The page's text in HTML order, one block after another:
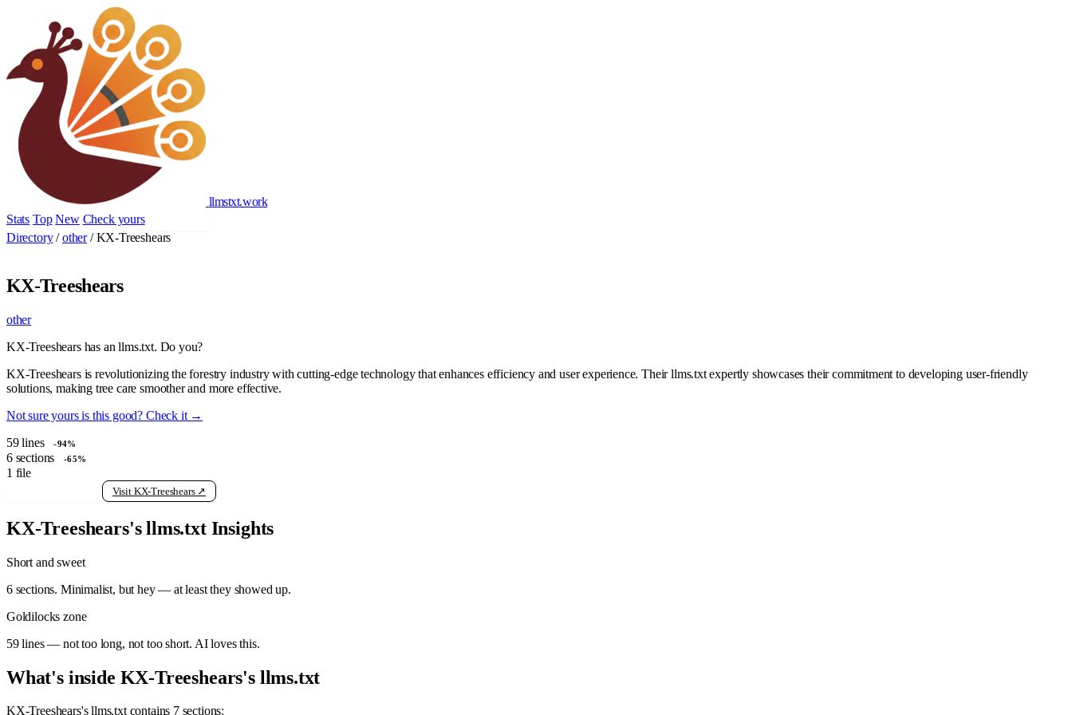
llmstxt.work
Stats Top New Check yours
Directory / other / KX-Treeshears
KX-Treeshears
other
KX-Treeshears has an llms.txt. Do you?
KX-Treeshears is revolutionizing the forestry industry with cutting-edge technology that enhances efficiency and user experience. Their llms.txt expertly showcases their commitment to developing user-friendly
solutions, making tree care smoother and more effective.
Not sure yours is this good? Check it →
59 lines -94%
6 sections -65%
1 file
Visit KX-Treeshears ↗
KX-Treeshears's llms.txt Insights
Short and sweet
6 sections. Minimalist, but hey — at least they showed up.
Goldilocks zone
59 lines — not too long, not too short. AI loves this.
What's inside KX-Treeshears's llms.txt
KX-Treeshears's llms.txt contains 7 sections: